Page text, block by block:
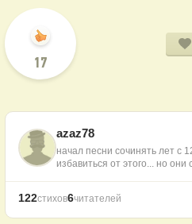
17
azaz78
начал песни сочинять лет с
избавиться от этого... но
122стихов6читателей